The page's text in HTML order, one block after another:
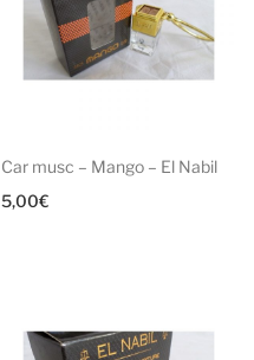
Car musc – Mango – El Nabil
5,00€